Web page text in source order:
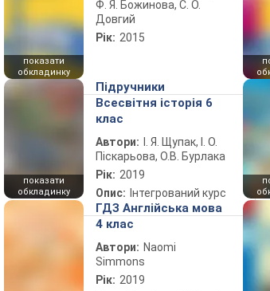
показати
обкладинку
Ф. Я. Божинова, С. О.
Довгий
Рік: 2015
показати
обкладинку
Підручники
Всесвітня історія 6
клас
Автори:
І. Я. Щупак, І. О.
Піскарьова, О.В. Бурлака
Рік: 2019
Опис: Інтегрований курс
ГДЗ Англійська мова
4 клас
Автори: Naomi
Simmons
Рік: 2019